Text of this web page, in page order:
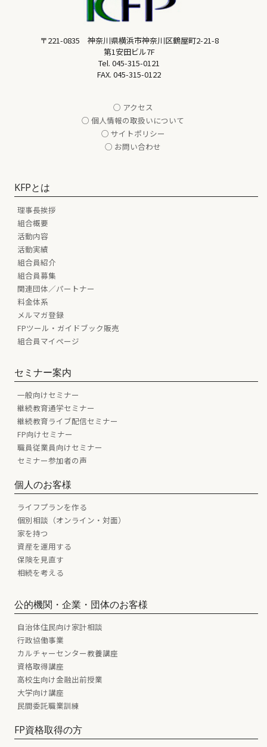
〒221-0835 神奈川県横浜市神奈川区鶴屋町2-21-8
第1安田ビル7F
Tel. 045-315-0121
FAX. 045-315-0122
○ アクセス
○ 個人情報の取扱いについて
○ サイトポリシー
○ お問い合わせ
KFPとは
理事長挨拶
組合概要
活動内容
活動実績
組合員紹介
組合員募集
関連団体／パートナー
料金体系
メルマガ登録
FPツール・ガイドブック販売
組合員マイページ
セミナー案内
一般向けセミナー
継続教育通学セミナー
継続教育ライブ配信セミナー
FP向けセミナー
職員従業員向けセミナー
セミナー参加者の声
個人のお客様
ライフプランを作る
個別相談（オンライン・対面）
家を持つ
資産を運用する
保険を見直す
相続を考える
公的機関・企業・団体のお客様
自治体住民向け家計相談
行政協働事業
カルチャーセンター教養講座
資格取得講座
高校生向け金融出前授業
大学向け講座
民間委託職業訓練
FP資格取得の方